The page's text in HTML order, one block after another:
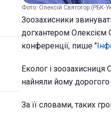
Фото: Олексій Святогор (РБК-
Зоозахисники
догхантером Олексієм
конференції, пише "
Еколог і
найняли йому дорогого
За її словами, таких